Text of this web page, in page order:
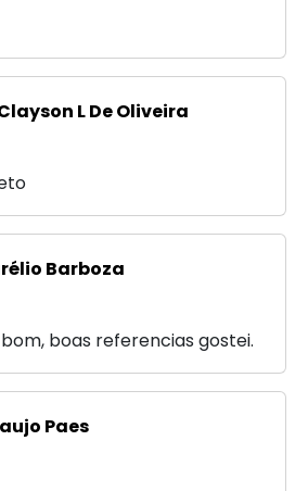
L De Oliveira
Barboza
boas referencias gostei.
Paes